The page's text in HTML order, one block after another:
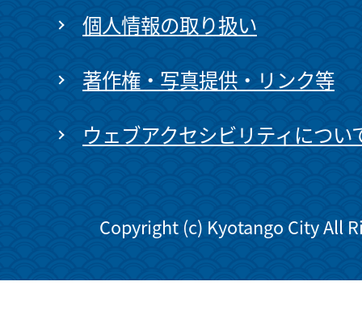
個人情報の取り扱い
著作権・写真提供・リンク等
ウェブアクセシビリティについ
Copyright (c) Kyotango City All